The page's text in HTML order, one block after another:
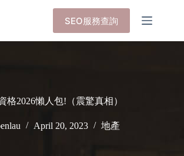
SEO服務查詢
格2026懶人包!（震驚真相）
April 20, 2023 地產